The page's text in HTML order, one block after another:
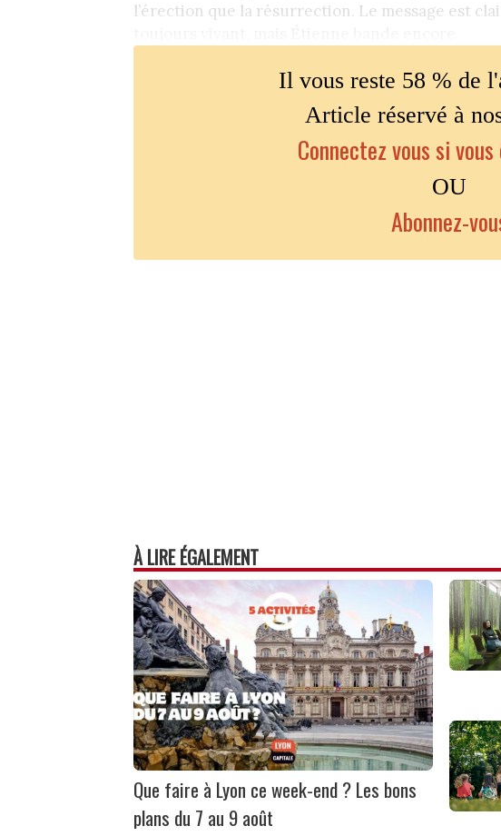
l’érection que la résurrection. Le message est
Il vous reste 58 % de
Article réservé à
Connectez vous si
OU
Abonnez-
À LIRE ÉGALEMENT
Que faire à Lyon ce week-end ? Les bons
plans du 7 au 9 août